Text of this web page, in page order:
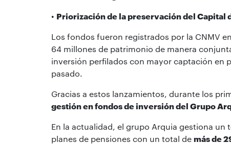
• Priorización de la preservación del Capital
Los fondos fueron registrados por la CNMV
64 millones de patrimonio de manera
inversión perfilados con mayor captación en
pasado.
Gracias a estos lanzamientos, durante los
gestión en fondos de inversión del Grupo
En la actualidad, el grupo Arquia gestiona un
planes de pensiones con un total de más de